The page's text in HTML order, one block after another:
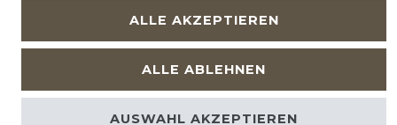
ALLE AKZEPTIEREN
ALLE ABLEHNEN
AUSWAHL AKZEPTIEREN